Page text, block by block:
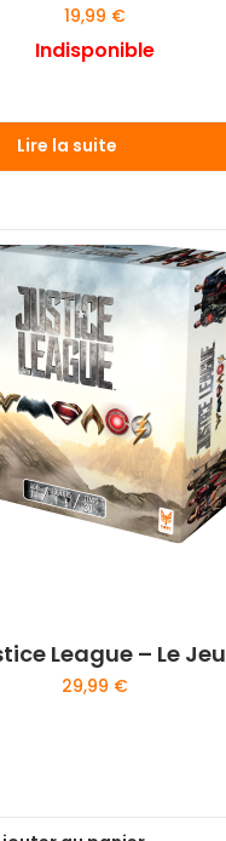
19,99 €
Indisponible
Lire la suite
League – Le Jeu
29,99 €